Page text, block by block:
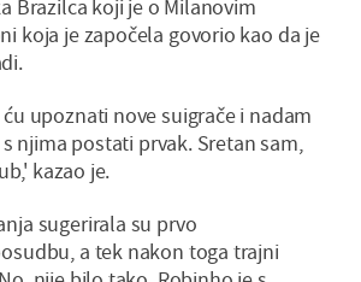
Brazilca koji je o Milanovim
koja je započela govorio kao da je
upoznati nove suigrače i nadam
njima postati prvak. Sretan sam,
kazao je.
sugerirala su prvo
a tek nakon toga trajni